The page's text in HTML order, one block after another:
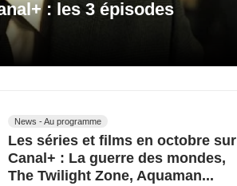
: les 3 épisodes
News - Au programme
Les séries et films en octobre sur
Canal+ : La guerre des mondes,
The Twilight Zone, Aquaman...